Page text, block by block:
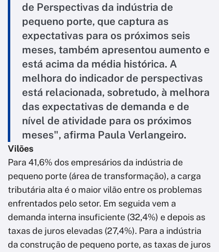
de Perspectivas da indústria de
pequeno porte, que captura as
expectativas para os próximos seis
meses, também apresentou aumento e
está acima da média histórica. A
melhora do indicador de perspectivas
está relacionada, sobretudo, à melhora
das expectativas de demanda e de
nível de atividade para os próximos
meses", afirma Paula Verlangeiro.
Vilões
Para 41,6% dos empresários da indústria de
pequeno porte (área de transformação), a carga
tributária alta é o maior vilão entre os problemas
enfrentados pelo setor. Em seguida vem a
demanda interna insuficiente (32,4%) e depois as
taxas de juros elevadas (27,4%). Para a indústria
da construção de pequeno porte, as taxas de juros